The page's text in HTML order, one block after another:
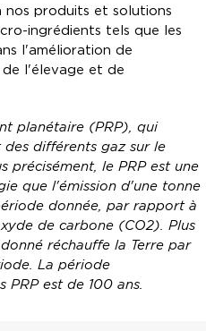
nos produits et solutions
ingrédients tels que les
l'amélioration de
l'élevage et de
planétaire (PRP), qui
différents gaz sur le
précisément, le PRP est une
que l'émission d'une tonne
donnée, par rapport à
de carbone (CO2). Plus
réchauffe la Terre par
La période
PRP est de 100 ans.